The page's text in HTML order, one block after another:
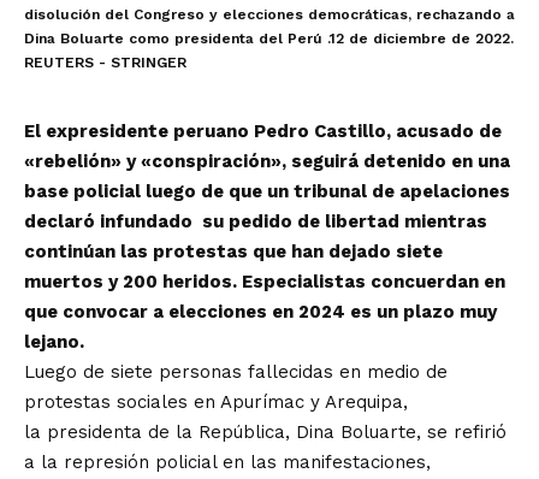
disolución del Congreso y elecciones democráticas, rechazando a
Dina Boluarte como presidenta del Perú .12 de diciembre de 2022.
REUTERS - STRINGER
El expresidente peruano Pedro Castillo, acusado de
«rebelión» y «conspiración», seguirá detenido en una
base policial luego de que un tribunal de apelaciones
declaró infundado su pedido de libertad mientras
continúan las protestas que han dejado siete
muertos y 200 heridos. Especialistas concuerdan en
que convocar a elecciones en 2024 es un plazo muy
lejano.
Luego de siete personas fallecidas en medio de
protestas sociales en Apurímac y Arequipa,
la presidenta de la República, Dina Boluarte, se refirió
a la represión policial en las manifestaciones,